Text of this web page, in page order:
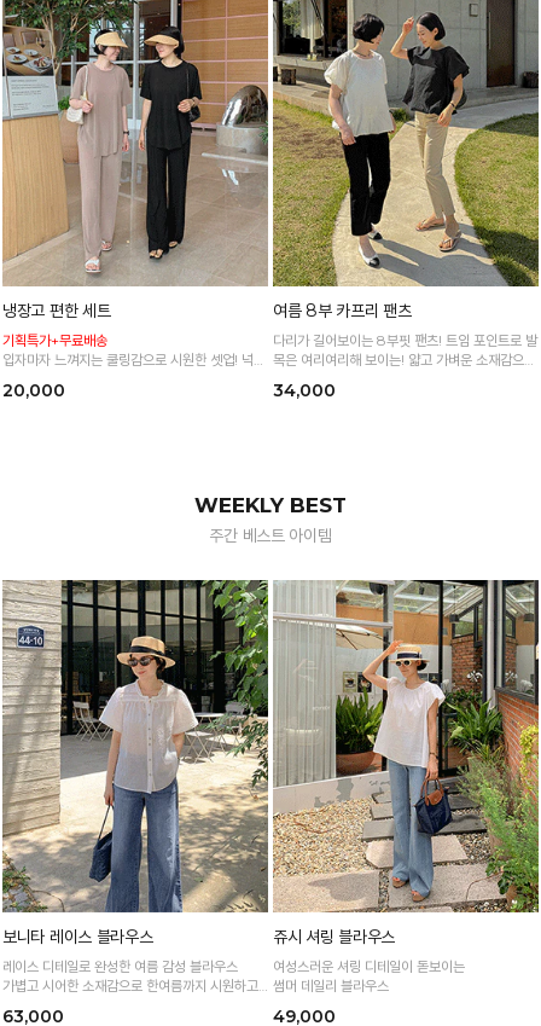
냉장고 편한 세트
기획특가+무료배송
입자마자 느껴지는 쿨링감으로 시원한 셋업! 넉넉
20,000
여름 8부 카프리 팬츠
다리가 길어보이는 8부핏 팬츠! 트임 포인트로 발
목은 여리여리해 보이는! 얇고 가벼운 소재감으로
*블랙·주문폭주로 인한 입고지연·순차발송 진행중
34,000
WEEKLY BEST
주간 베스트 아이템
보니타 레이스 블라우스
레이스 디테일로 완성한 여름 감성 블라우스
가볍고 시어한 소재감으로 한여름까지 시원하고
63,000
쥬시 셔링 블라우스
여성스러운 셔링 디테일이 돋보이는
썸머 데일리 블라우스
49,000